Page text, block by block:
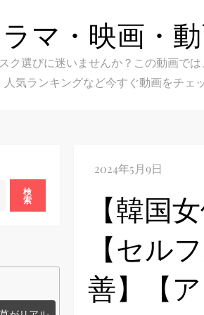
マ・映画・
選びに迷いませんか？この動画で
人気ランキングなど今すぐ動画をチェ
【韓国
【セル
善】【
検
索